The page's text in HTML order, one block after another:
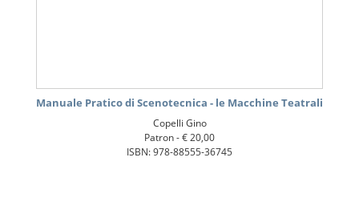
Manuale Pratico di Scenotecnica - le Macchine Teatrali
Copelli Gino
Patron -€ 20,00
ISBN: 978-88555-36745